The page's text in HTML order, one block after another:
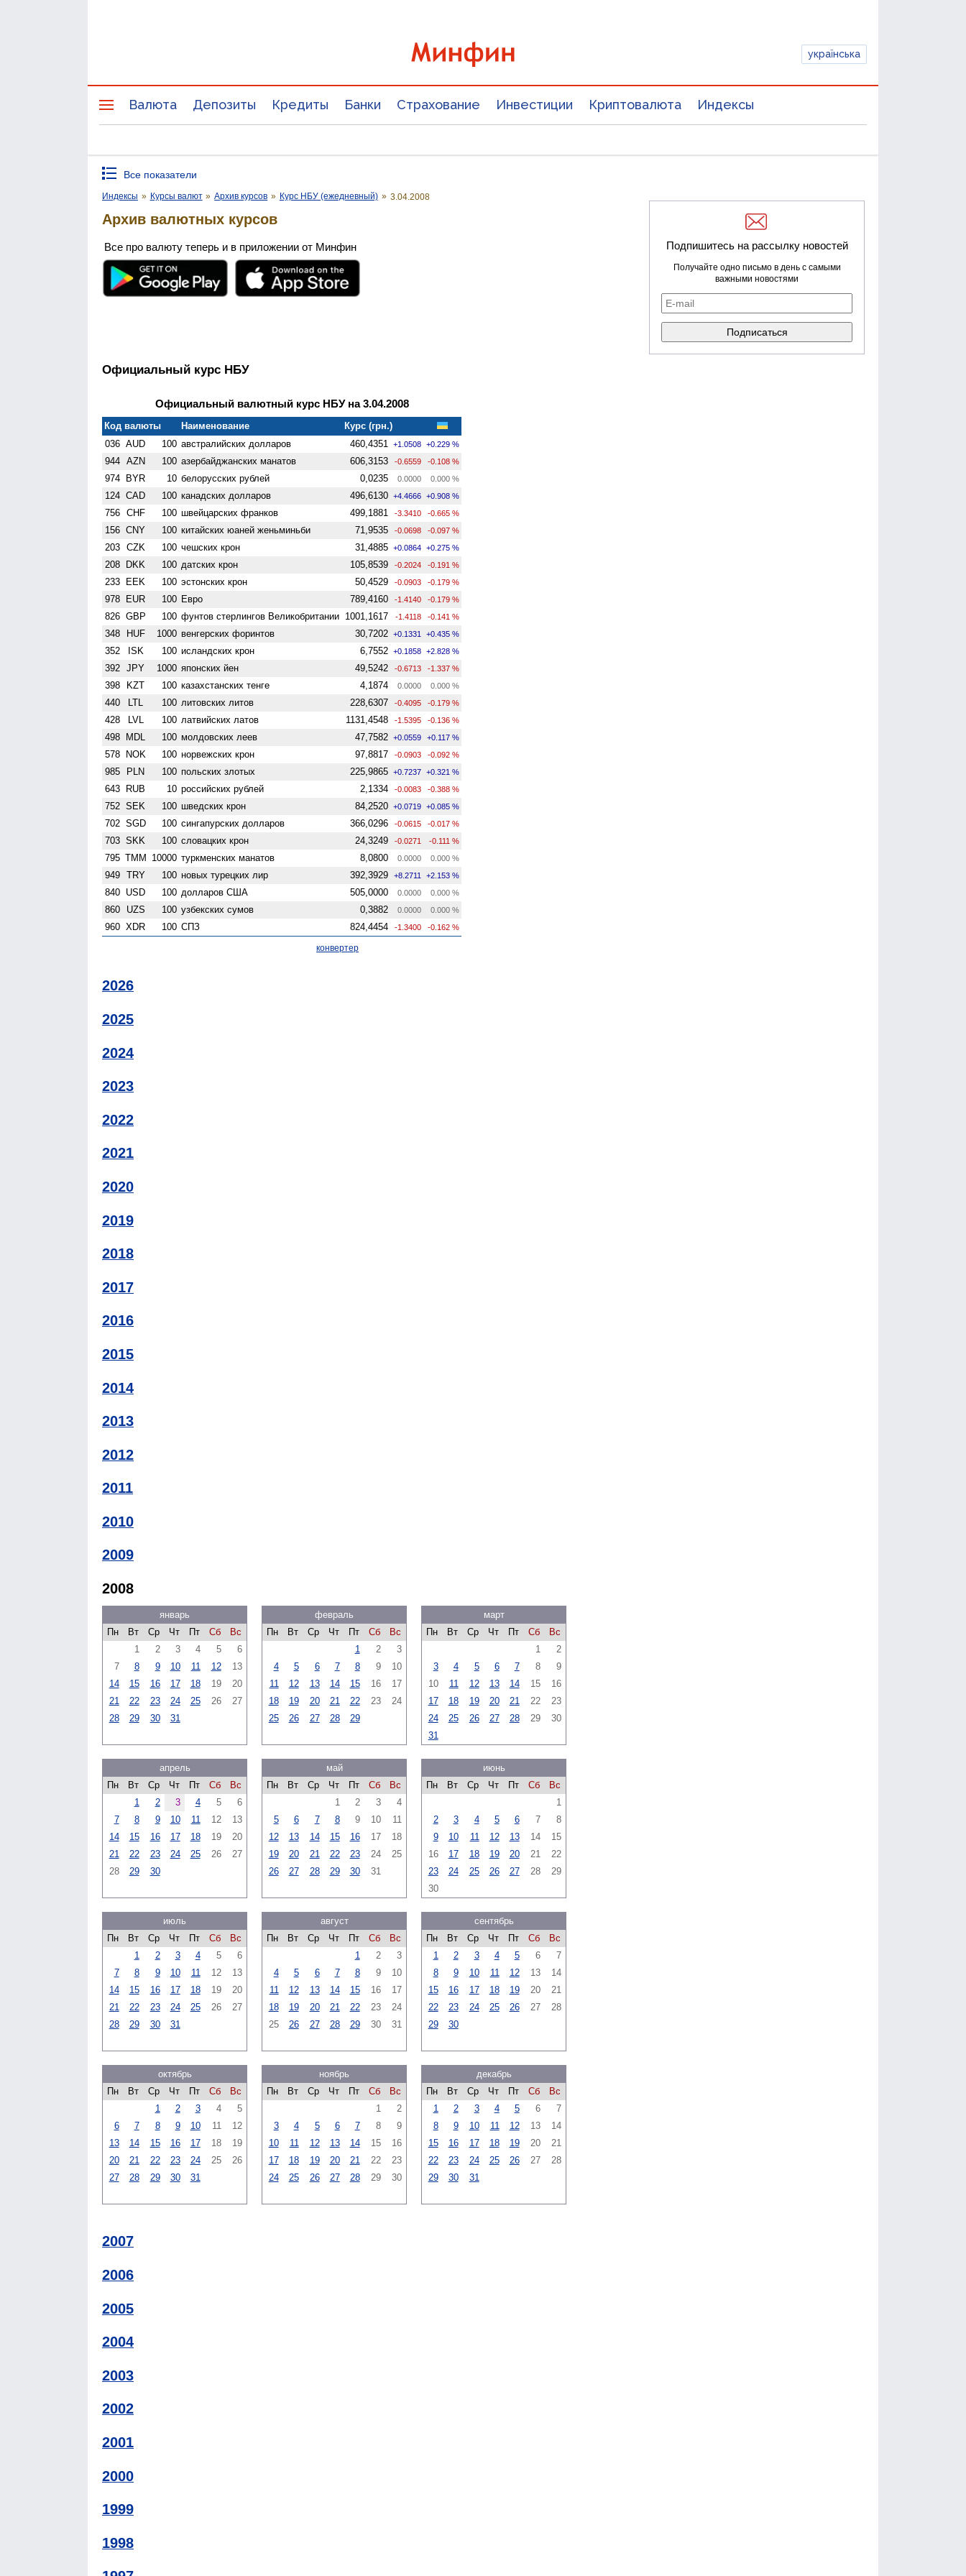
українська
Валюта Депозиты Кредиты Банки Страхование Инвестиции Криптовалюта Индексы
Все показатели
Индексы » Курсы валют » Архив курсов » Курс НБУ (ежедневный) » 3.04.2008
Архив валютных курсов
Все про валюту теперь и в приложении от Минфин
Официальный курс НБУ
Официальный валютный курс НБУ на 3.04.2008
Код валюты Наименование
Курс (грн.)
036 AUD 100 австралийских долларов 460,4351 +1.0508 +0.229 %
944 AZN 100 азербайджанских манатов 606,3153 -0.6559 -0.108 %
974 BYR 10 белорусских рублей 0,0235 0.0000 0.000 %
124 CAD 100 канадских долларов 496,6130 +4.4666 +0.908 %
756 CHF 100 швейцарских франков 499,1881 -3.3410 -0.665 %
156 CNY 100 китайских юаней женьминьби 71,9535 -0.0698 -0.097 %
203 CZK 100 чешских крон 31,4885 +0.0864 +0.275 %
208 DKK 100 датских крон 105,8539 -0.2024 -0.191 %
233 EEK 100 эстонских крон 50,4529 -0.0903 -0.179 %
978 EUR 100 Евро 789,4160 -1.4140 -0.179 %
826 GBP 100 фунтов стерлингов Велико­британии 1001,1617 -1.4118 -0.141 %
348 HUF 1000 венгерских форинтов 30,7202 +0.1331 +0.435 %
352 ISK 100 исландских крон 6,7552 +0.1858 +2.828 %
392 JPY 1000 японских йен 49,5242 -0.6713 -1.337 %
398 KZT 100 казахстанских тенге 4,1874 0.0000 0.000 %
440 LTL 100 литовских литов 228,6307 -0.4095 -0.179 %
428 LVL 100 латвийских латов 1131,4548 -1.5395 -0.136 %
498 MDL 100 молдовских леев 47,7582 +0.0559 +0.117 %
578 NOK 100 норвежских крон 97,8817 -0.0903 -0.092 %
985 PLN 100 польских злотых 225,9865 +0.7237 +0.321 %
643 RUB 10 российских рублей 2,1334 -0.0083 -0.388 %
752 SEK 100 шведских крон 84,2520 +0.0719 +0.085 %
702 SGD 100 сингапурских долларов 366,0296 -0.0615 -0.017 %
703 SKK 100 словацких крон 24,3249 -0.0271 -0.111 %
795 TMM 10000 туркменских манатов 8,0800 0.0000 0.000 %
949 TRY 100 новых турецких лир 392,3929 +8.2711 +2.153 %
840 USD 100 долларов США 505,0000 0.0000 0.000 %
860 UZS 100 узбекских сумов 0,3882 0.0000 0.000 %
960 XDR 100 СПЗ 824,4454 -1.3400 -0.162 %
конвертер
2026
2025
2024
2023
2022
2021
2020
2019
2018
2017
2016
2015
2014
2013
2012
2011
2010
2009
2008
январь
Пн
Вт Ср Чт Пт Сб
Вс
1
2 3 4 5
6
7
8 9 10 11 12
13
14
15 16 17 18 19
20
21
22 23 24 25 26
27
28
29 30 31
февраль
Пн
Вт Ср Чт Пт Сб
Вс
1
2
3
4
5 6 7 8 9
10
11
12 13 14 15 16
17
18
19 20 21 22 23
24
25
26 27 28 29
март
Пн
Вт Ср Чт Пт Сб
Вс
1
2
3
4 5 6 7 8
9
10
11 12 13 14 15
16
17
18 19 20 21 22
23
24
25 26 27 28 29
30
31
апрель
Пн
Вт Ср Чт Пт Сб
Вс
1
2 3 4 5
6
7
8 9 10 11 12
13
14
15 16 17 18 19
20
21
22 23 24 25 26
27
28
29 30
май
Пн
Вт Ср Чт Пт Сб
Вс
1
2 3
4
5
6 7 8 9 10
11
12
13 14 15 16 17
18
19
20 21 22 23 24
25
26
27 28 29 30 31
июнь
Пн
Вт Ср Чт Пт Сб
Вс
1
2
3 4 5 6 7
8
9
10 11 12 13 14
15
16
17 18 19 20 21
22
23
24 25 26 27 28
29
30
июль
Пн
Вт Ср Чт Пт Сб
Вс
1
2 3 4 5
6
7
8 9 10 11 12
13
14
15 16 17 18 19
20
21
22 23 24 25 26
27
28
29 30 31
август
Пн
Вт Ср Чт Пт Сб
Вс
1
2
3
4
5 6 7 8 9
10
11
12 13 14 15 16
17
18
19 20 21 22 23
24
25
26 27 28 29 30 31
сентябрь
Пн
Вт Ср Чт Пт Сб
Вс
1
2 3 4 5 6
7
8
9 10 11 12 13
14
15
16 17 18 19 20
21
22
23 24 25 26 27
28
29
30
октябрь
Пн
Вт Ср Чт Пт Сб
Вс
1
2 3 4
5
6
7 8 9 10 11
12
13
14 15 16 17 18
19
20
21 22 23 24 25
26
27
28 29 30 31
ноябрь
Пн
Вт Ср Чт Пт Сб
Вс
1
2
3
4 5 6 7 8
9
10
11 12 13 14 15
16
17
18 19 20 21 22
23
24
25 26 27 28 29 30
декабрь
Пн
Вт Ср Чт Пт Сб
Вс
1
2 3 4 5 6
7
8
9 10 11 12 13
14
15
16 17 18 19 20
21
22
23 24 25 26 27
28
29
30 31
2007
2006
2005
2004
2003
2002
2001
2000
1999
1998
Подпишитесь на рассылку новостей
Получайте одно письмо в день с самыми
важными новостями